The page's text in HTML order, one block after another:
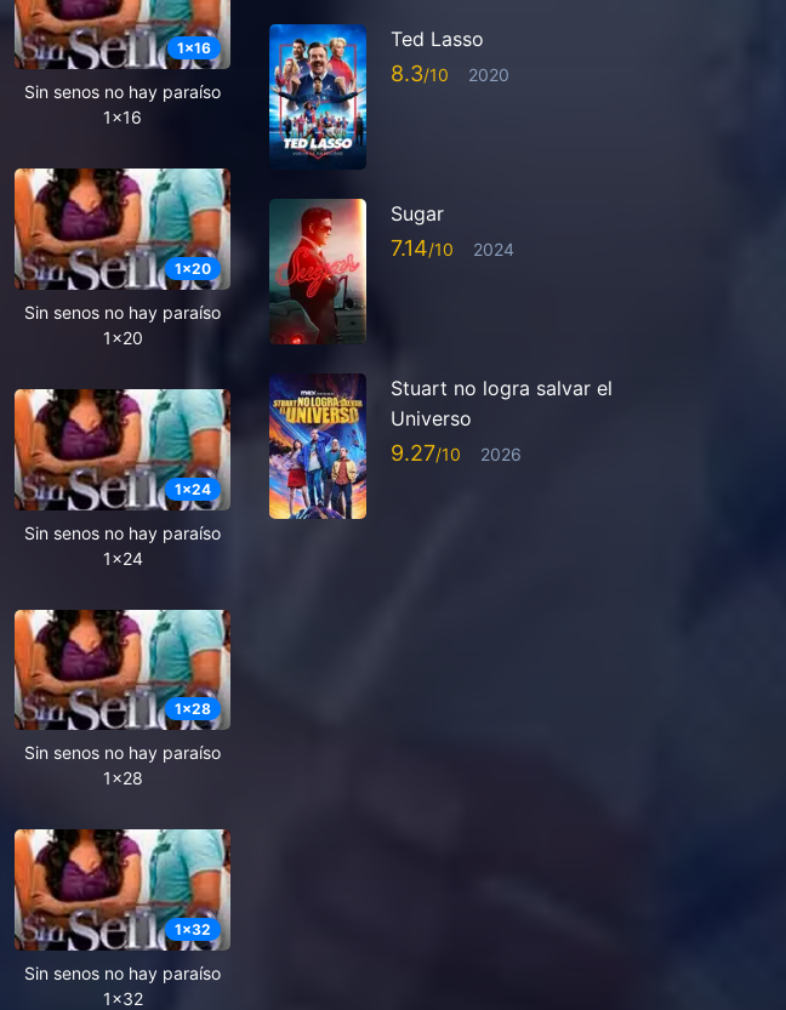
1x16
Sin senos no hay paraíso
1x16
1x20
Sin senos no hay paraíso
1x20
1x24
Sin senos no hay paraíso
1x24
1x28
Sin senos no hay paraíso
1x28
1x32
Sin senos no hay paraíso
1x32
Ted Lasso
8.3 2020
Sugar
7.14 2024
Stuart no logra salvar el
Universo
9.27 2026